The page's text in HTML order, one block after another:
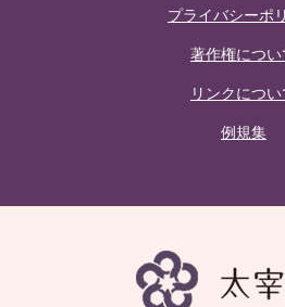
プライバシーポ
著作権につい
リンクについ
例規集